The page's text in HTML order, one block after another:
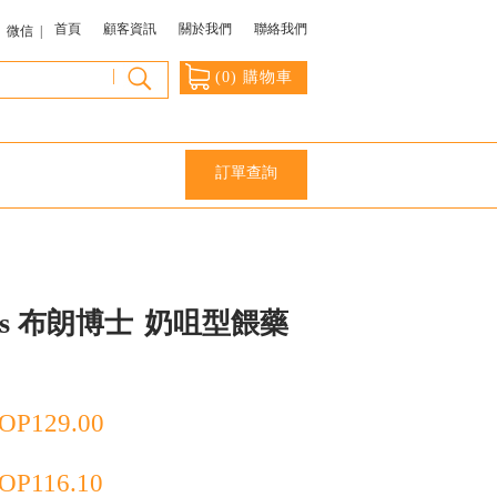
微信 | 首頁 顧客資訊 關於我們 聯絡我們
(0) 購物車
|
訂單查詢
布朗博士 奶咀型餵藥
129.00
116.10